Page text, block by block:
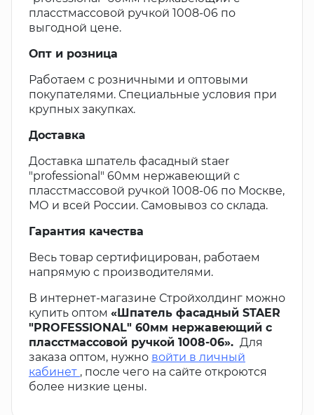
пласстмассовой ручкой 1008-06 по
выгодной цене.
Опт и розница
Работаем с розничными и оптовыми
покупателями. Специальные условия при
крупных закупках.
Доставка
Доставка шпатель фасадный staer
"professional" 60мм нержавеющий с
пласстмассовой ручкой 1008-06 по Москве,
МО и всей России. Самовывоз со склада.
Гарантия качества
Весь товар сертифицирован, работаем
напрямую с производителями.
В интернет-магазине Стройхолдинг можно
купить оптом «Шпатель фасадный STAER
"PROFESSIONAL" 60мм нержавеющий с
пласстмассовой ручкой 1008-06». Для
заказа оптом, нужно войти в личный
кабинет , после чего на сайте откроются
более низкие цены.